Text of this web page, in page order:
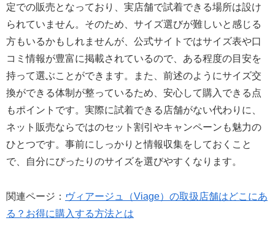
定での販売となっており、実店舗で試着できる場所は設け
られていません。そのため、サイズ選びが難しいと感じる
方もいるかもしれませんが、公式サイトではサイズ表や口
コミ情報が豊富に掲載されているので、ある程度の目安を
持って選ぶことができます。また、前述のようにサイズ交
換ができる体制が整っているため、安心して購入できる点
もポイントです。実際に試着できる店舗がない代わりに、
ネット販売ならではのセット割引やキャンペーンも魅力の
ひとつです。事前にしっかりと情報収集をしておくこと
で、自分にぴったりのサイズを選びやすくなります。
関連ページ： ヴィアージュ（Viage）の取扱店舗はどこにあ
る？お得に購入する方法とは